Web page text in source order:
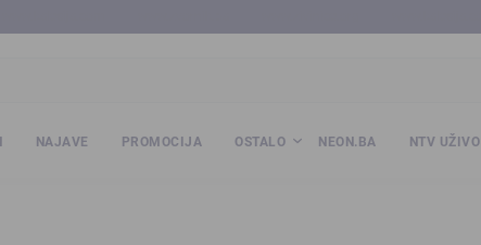
NAJAVE PROMOCIJA OSTALO NEON.BA NTV UŽIVO